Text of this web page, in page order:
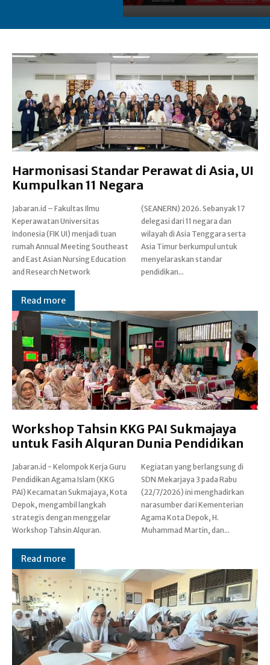
Harmonisasi Standar Perawat di Asia, UI
Kumpulkan 11 Negara
Jabaran.id – Fakultas Ilmu
Keperawatan Universitas
Indonesia (FIK UI) menjadi tuan
rumah Annual Meeting Southeast
and East Asian Nursing Education
and Research Network
(SEANERN) 2026. Sebanyak 17
delegasi dari 11 negara dan
wilayah di Asia Tenggara serta
Asia Timur berkumpul untuk
menyelaraskan standar
pendidikan...
Read more
Workshop Tahsin KKG PAI Sukmajaya
untuk Fasih Alquran Dunia Pendidikan
Jabaran.id - Kelompok Kerja Guru
Pendidikan Agama Islam (KKG
PAI) Kecamatan Sukmajaya, Kota
Depok, mengambil langkah
strategis dengan menggelar
Workshop Tahsin Alquran.
Kegiatan yang berlangsung di
SDN Mekarjaya 3 pada Rabu
(22/7/2026) ini menghadirkan
narasumber dari Kementerian
Agama Kota Depok, H.
Muhammad Martin, dan...
Read more